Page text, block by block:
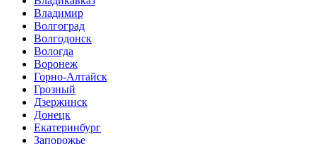
Владимир
Волгоград
Волгодонск
Вологда
Воронеж
Горно-Алтайск
Грозный
Дзержинск
Донецк
Екатеринбург
Запорожье